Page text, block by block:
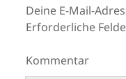
Deine E-Mail-
Erforderliche
Kommentar